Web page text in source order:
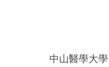
中山醫學大